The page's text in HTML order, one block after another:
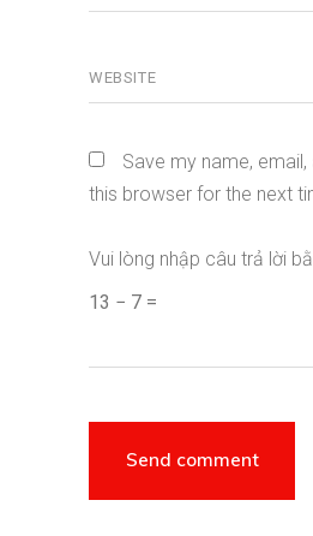
Save my name,
this browser for the next
Vui lòng nhập câu trả lời
13 − 7 =